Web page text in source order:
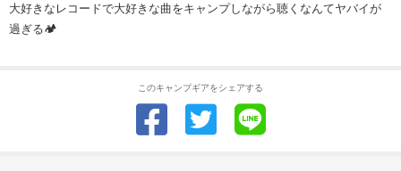
大好きなレコードで大好きな曲をキャンプしながら聴くなんてヤバイが
過ぎる🏕️
このキャンプギアをシェアする